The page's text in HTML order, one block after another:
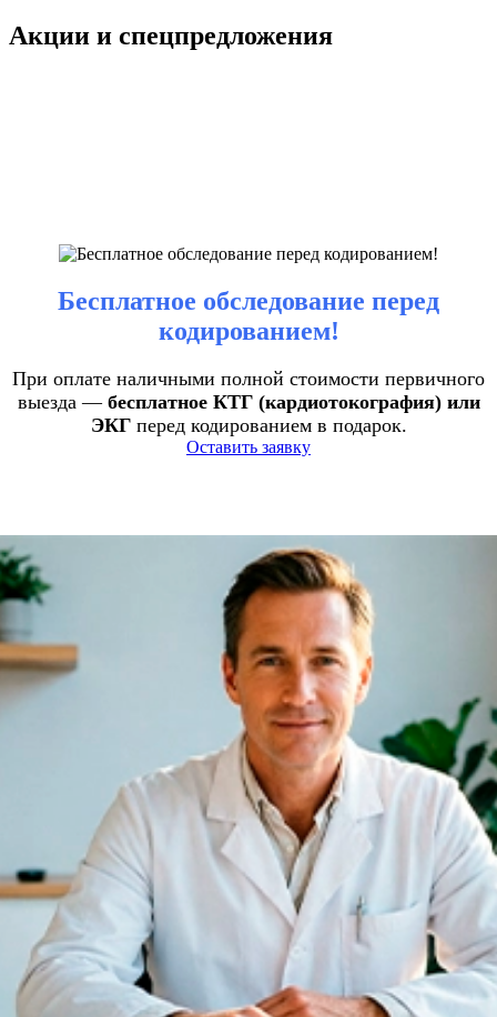
Акции и спецпредложения
Бесплатное обследование перед
кодированием!
При оплате наличными полной стоимости первичного
выезда — бесплатное КТГ (кардиотокография) или
ЭКГперед кодированием в подарок.
Оставить заявку